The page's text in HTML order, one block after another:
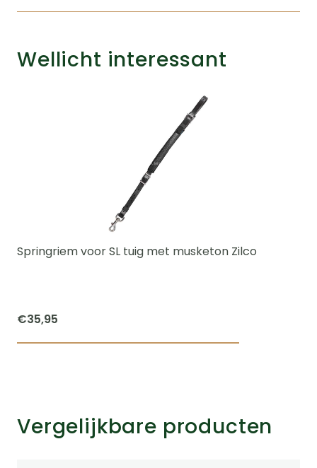
Wellicht interessant
Springriem voor SL tuig met musketon Zilco
€35,95
Vergelijkbare producten